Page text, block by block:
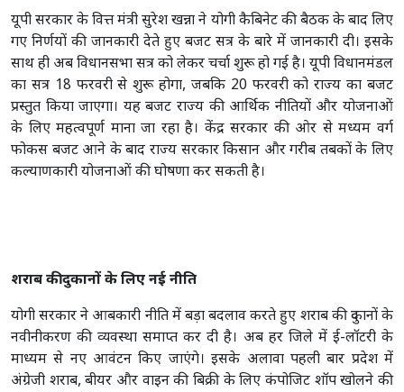
यूपी सरकार के वित्त मंत्री सुरेश खन्ना ने योगी कैबिनेट की बैठक के बाद लिए
गए निर्णयों की जानकारी देते हुए बजट सत्र के बारे में जानकारी दी। इसके
साथ ही अब विधानसभा सत्र को लेकर चर्चा शुरू हो गई है। यूपी विधानमंडल
का सत्र 18 फरवरी से शुरू होगा, जबकि 20 फरवरी को राज्य का बजट
प्रस्तुत किया जाएगा। यह बजट राज्य की आर्थिक नीतियों और योजनाओं
के लिए महत्वपूर्ण माना जा रहा है। केंद्र सरकार की ओर से मध्यम वर्ग
फोकस बजट आने के बाद राज्य सरकार किसान और गरीब तबकों के लिए
कल्याणकारी योजनाओं की घोषणा कर सकती है।
शराब की दुकानों के लिए नई नीति
योगी सरकार ने आबकारी नीति में बड़ा बदलाव करते हुए शराब की दुकानों के
नवीनीकरण की व्यवस्था समाप्त कर दी है। अब हर जिले में ई-लॉटरी के
माध्यम से नए आवंटन किए जाएंगे। इसके अलावा पहली बार प्रदेश में
अंग्रेजी शराब, बीयर और वाइन की बिक्री के लिए कंपोजिट शॉप खोलने की